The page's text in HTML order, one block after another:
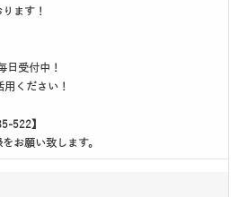
ます！
日受付中！
ください！
522】
お願い致します。